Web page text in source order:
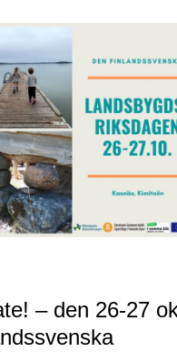
– den 26-27